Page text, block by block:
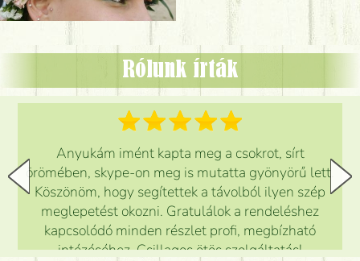
Rólunk írták
Anyukám imént kapta meg a csokrot, sírt
örömében, skype-on meg is mutatta gyönyörű lett.
Köszönöm, hogy segítettek a távolból ilyen szép
meglepetést okozni. Gratulálok a rendeléshez
kapcsolódó minden részlet profi, megbízható
intézéséhez. Csillagos ötös szolgáltatás!